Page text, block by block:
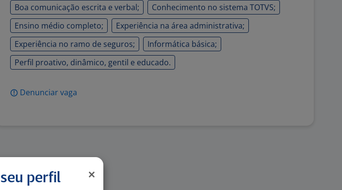
Boa comunicação escrita e verbal;
Conhecimento no sistema TOTVS;
Ensino médio completo;
Experiência na área administrativa;
Experiência no ramo de seguros;
Informática básica;
Perfil proativo, dinâmico, gentil e educado.
Denunciar vaga
perfil